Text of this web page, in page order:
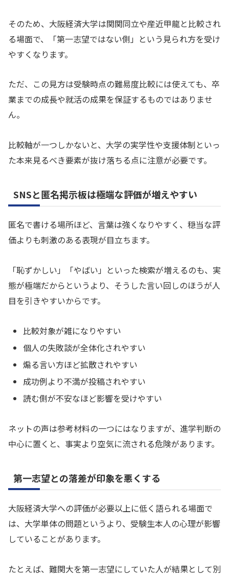
そのため、大阪経済大学は関関同立や産近甲龍と比較され
る場面で、「第一志望ではない側」という見られ方を受け
やすくなります。
ただ、この見方は受験時点の難易度比較には使えても、卒
業までの成長や就活の成果を保証するものではありませ
ん。
比較軸が一つしかないと、大学の実学性や支援体制といっ
た本来見るべき要素が抜け落ちる点に注意が必要です。
SNSと匿名掲示板は極端な評価が増えやすい
匿名で書ける場所ほど、言葉は強くなりやすく、穏当な評
価よりも刺激のある表現が目立ちます。
「恥ずかしい」「やばい」といった検索が増えるのも、実
態が極端だからというより、そうした言い回しのほうが人
目を引きやすいからです。
比較対象が雑になりやすい
個人の失敗談が全体化されやすい
煽る言い方ほど拡散されやすい
成功例より不満が投稿されやすい
読む側が不安なほど影響を受けやすい
ネットの声は参考材料の一つにはなりますが、進学判断の
中心に置くと、事実より空気に流される危険があります。
第一志望との落差が印象を悪くする
大阪経済大学への評価が必要以上に低く語られる場面で
は、大学単体の問題というより、受験生本人の心理が影響
していることがあります。
たとえば、難関大を第一志望にしていた人が結果として別